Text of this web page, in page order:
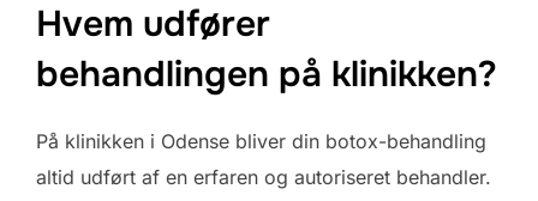
Hvem udfører
behandlingen på klinikken?
På klinikken i Odense bliver din botox-behandling
altid udført af en erfaren og autoriseret behandler.